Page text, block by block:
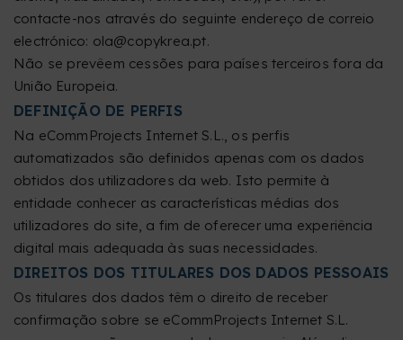
contacte-nos através do seguinte endereço de correio
electrónico: ola@copykrea.pt.
Não se prevêem cessões para países terceiros fora da
União Europeia.
DEFINIÇÃO DE PERFIS
Na eCommProjects Internet S.L., os perfis
automatizados são definidos apenas com os dados
obtidos dos utilizadores da web. Isto permite à
entidade conhecer as características médias dos
utilizadores do site, a fim de oferecer uma experiência
digital mais adequada às suas necessidades.
DIREITOS DOS TITULARES DOS DADOS PESSOAIS
Os titulares dos dados têm o direito de receber
confirmação sobre se eCommProjects Internet S.L.